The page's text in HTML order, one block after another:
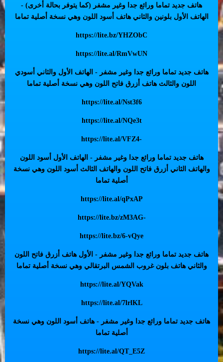
هاتف جديد تماما ورائع جدا وغير مشفر (كما يتوفر بحالة أخرى) -
الهاتف الأول بلونين والثاني هاتف أسود اللون وهي نسخة أصلية تماما
https://lite.bz/YHZObC
https://lite.al/RmVwUN
هاتف جديد تماما ورائع جدا وغير مشفر - الهاتف الأول والثاني أسودي
اللون والثالث هاتف أزرق فاتح اللون وهي نسخة أصلية تماما
https://lite.al/Nst3f6
https://lite.al/NQe3t
https://lite.al/VFZ4-
هاتف جديد تماما ورائع جدا وغير مشفر - الهاتف الأول أسود اللون
والهاتف الثاني أزرق فاتح اللون والهاتف الثالث أسود اللون وهي نسخة
أصلية تماما
https://lite.al/qPxAP
https://lite.bz/zM3AG-
https://lite.bz/6-vQye
هاتف جديد تماما ورائع جدا وغير مشفر - الأول هاتف أزرق فاتح اللون
والثاني هاتف بلون غروب الشمس البرتقالي وهي نسخة أصلية تماما
https://lite.al/YQVak
https://lite.al/7lrlKL
هاتف جديد تماما ورائع جدا وغير مشفر - هاتف أسود اللون وهي نسخة
أصلية تماما
https://lite.al/QT_E5Z